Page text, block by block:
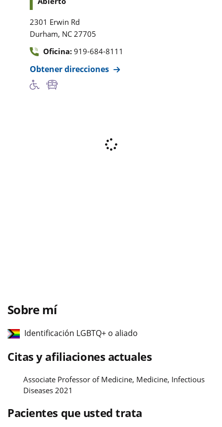
2301 Erwin Rd
Durham, NC 27705
Oficina: 919-684-8111
Obtener direcciones
Sobre mí
Identificación LGBTQ+ o aliado
Citas y afiliaciones actuales
Associate Professor of Medicine, Medicine, Infectious
Diseases 2021
Pacientes que usted trata